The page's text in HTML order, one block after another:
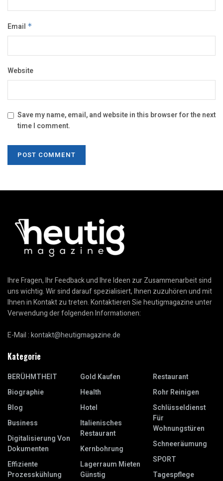
Email *
Website
Save my name, email, and website in this browser for the next
time I comment.
Ihre Fragen, Ihr Feedback und Ihre Ideen zur Zusammenarbeit sind
uns wichtig. Wir sind darauf spezialisiert, Ihnen zuzuhören und mit
Ihnen in Kontakt zu treten. Kontaktieren Sie heutigmagazine unter
Verwendung der folgenden Informationen:
E-Mail :kontakt@heutigmagazine.de
Kategorie
BERÜHMTHEIT
Biographie
Blog
Business
Digitalisierung Von
Dokumenten
Effiziente
Prozesskühlung
Gold Kaufen
Health
Hotel
Italienisches
Restaurant
Kernbohrung
Lagerraum Mieten
Günstig
Restaurant
Rohr Reinigen
Schlüsseldienst
Für
Wohnungstüren
Schneeräumung
SPORT
Tagespflege